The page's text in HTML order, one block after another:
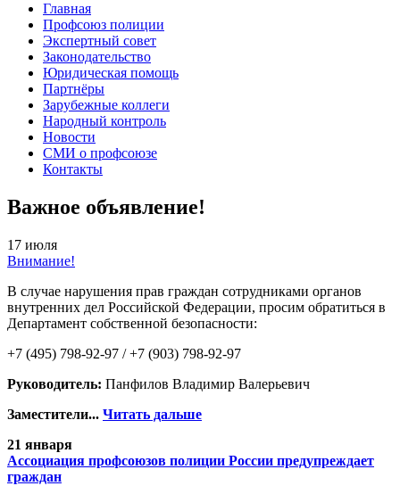
Главная
Профсоюз полиции
Экспертный совет
Законодательство
Юридическая помощь
Партнёры
Зарубежные коллеги
Народный контроль
Новости
СМИ о профсоюзе
Контакты
Важное объявление!
17 июля
Внимание!
В случае нарушения прав граждан сотрудниками органов
внутренних дел Российской Федерации, просим обратиться в
Департамент собственной безопасности:
+7 (495) 798-92-97 / +7 (903) 798-92-97
Руководитель: Панфилов Владимир Валерьевич
Заместители... Читать дальше
21 января
Ассоциация профсоюзов полиции России предупреждает
граждан